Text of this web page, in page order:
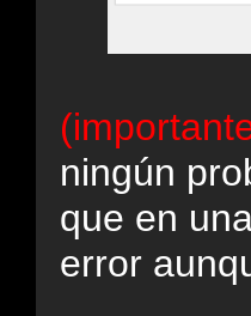
ningún
que en
error